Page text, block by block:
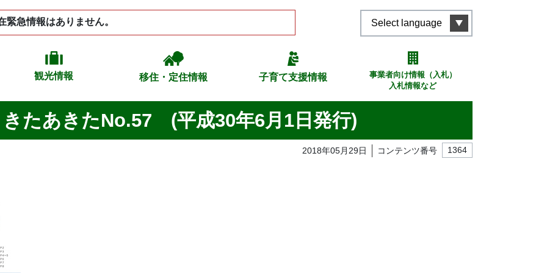
緊急情報はありません。 Select language
観光情報 移住・定住情報 子育て支援情報
事業者向け情報（入札）
入札情報など
たあきたNo.57 (平成30年6月1日発行)
2018年05月29日 コンテンツ番号 1364